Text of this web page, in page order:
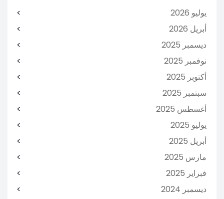
يوليو 2026
أبريل 2026
ديسمبر 2025
نوفمبر 2025
أكتوبر 2025
سبتمبر 2025
أغسطس 2025
يوليو 2025
أبريل 2025
مارس 2025
فبراير 2025
ديسمبر 2024